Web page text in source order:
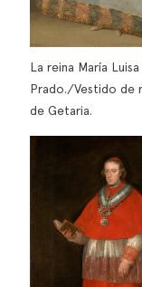
La reina María
Prado./Vestido de
de Getaria.